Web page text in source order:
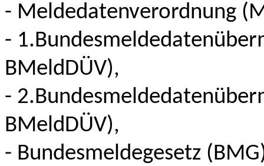
- Meldedatenverordnung
-
BMeldDÜV),
-
BMeldDÜV),
- Bundesmeldegesetz